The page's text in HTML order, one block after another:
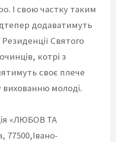
І свою частку таким
додаватимуть
Святого
котрі з
своє плече
молоді.
«ЛЮБОВ ТА
77500,Івано-